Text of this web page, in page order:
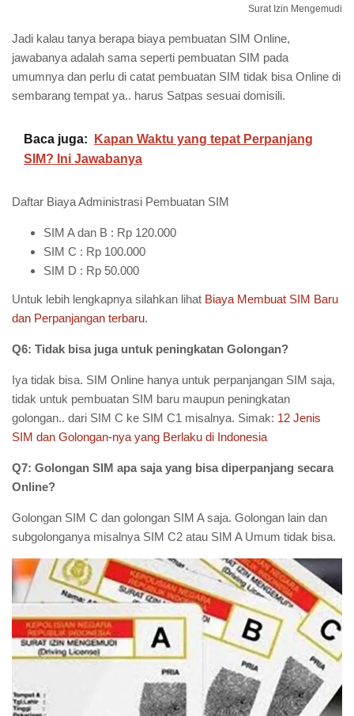
Surat Izin Mengemudi
Jadi kalau tanya berapa biaya pembuatan SIM Online,
jawabanya adalah sama seperti pembuatan SIM pada
umumnya dan perlu di catat pembuatan SIM tidak bisa Online di
sembarang tempat ya.. harus Satpas sesuai domisili.
Baca juga:
Kapan Waktu yang tepat Perpanjang
SIM? Ini Jawabanya
Daftar Biaya Administrasi Pembuatan SIM
SIM A dan B : Rp 120.000
SIM C : Rp 100.000
SIM D : Rp 50.000
Untuk lebih lengkapnya silahkan lihat Biaya Membuat SIM Baru
dan Perpanjangan terbaru.
Q6: Tidak bisa juga untuk peningkatan Golongan?
Iya tidak bisa. SIM Online hanya untuk perpanjangan SIM saja,
tidak untuk pembuatan SIM baru maupun peningkatan
golongan.. dari SIM C ke SIM C1 misalnya. Simak: 12 Jenis
SIM dan Golongan-nya yang Berlaku di Indonesia
Q7: Golongan SIM apa saja yang bisa diperpanjang secara
Online?
Golongan SIM C dan golongan SIM A saja. Golongan lain dan
subgolonganya misalnya SIM C2 atau SIM A Umum tidak bisa.